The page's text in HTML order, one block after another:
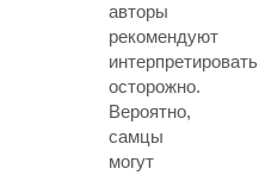
авторы
рекомендуют
интерпретировать
осторожно.
Вероятно,
самцы
могут